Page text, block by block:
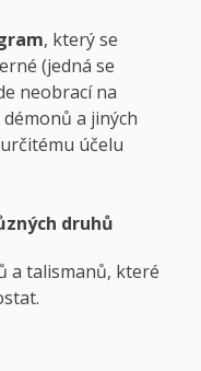
, který se
(jedná se
neobrací na
a jiných
účelu
druhů
a talismanů, které